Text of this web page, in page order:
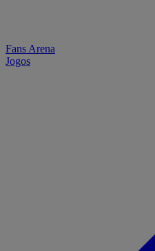
Fans Arena
Jogos